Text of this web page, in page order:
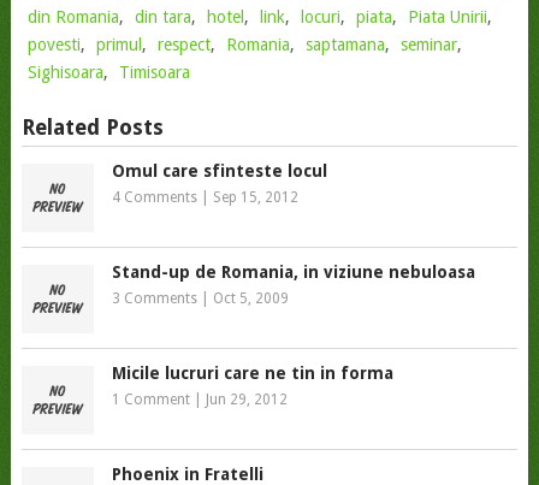
din Romania, din tara, hotel , link, locuri, piata, Piata Unirii,
povesti, primul , respect, Romania, saptamana, seminar,
Sighisoara, Timisoara
Related Posts
Omul care sfinteste locul
4 Comments| Sep 15, 2012
Stand-up de Romania, in viziune nebuloasa
3 Comments| Oct 5, 2009
Micile lucruri care ne tin in forma
1 Comment| Jun 29, 2012
Phoenix in Fratelli